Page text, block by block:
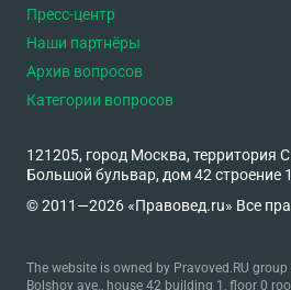
Пресс-центр
Наши партнёры
Архив вопросов
Категории вопросов
121205, город Москва, территория
Большой бульвар, дом 42 строение
© 2011—2026 «Правовед.ru» Все
The website is owned by Pravoved.RU
Bolshoy ave., house 42 building 1, floor 0